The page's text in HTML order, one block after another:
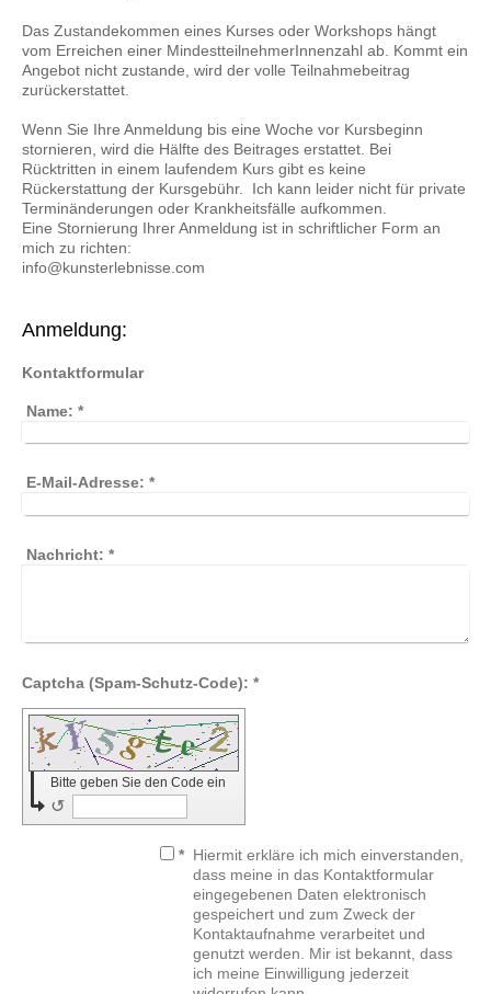
Das Zustandekommen eines Kurses oder Workshops hängt
vom Erreichen einer MindestteilnehmerInnenzahl ab. Kommt ein
Angebot nicht zustande, wird der volle Teilnahmebeitrag
zurückerstattet.
Wenn Sie Ihre Anmeldung bis eine Woche vor Kursbeginn
stornieren, wird die Hälfte des Beitrages erstattet. Bei
Rücktritten in einem laufendem Kurs gibt es keine
Rückerstattung der Kursgebühr. Ich kann leider nicht für private
Terminänderungen oder Krankheitsfälle aufkommen.
Eine Stornierung Ihrer Anmeldung ist in schriftlicher Form an
mich zu richten:
info@kunsterlebnisse.com
Anmeldung:
Kontaktformular
Name: *
E-Mail-Adresse: *
Nachricht: *
Captcha (Spam-Schutz-Code): *
Bitte geben Sie den Code ein
↺
* Hiermit erkläre ich mich einverstanden,
dass meine in das Kontaktformular
eingegebenen Daten elektronisch
gespeichert und zum Zweck der
Kontaktaufnahme verarbeitet und
genutzt werden. Mir ist bekannt, dass
ich meine Einwilligung jederzeit